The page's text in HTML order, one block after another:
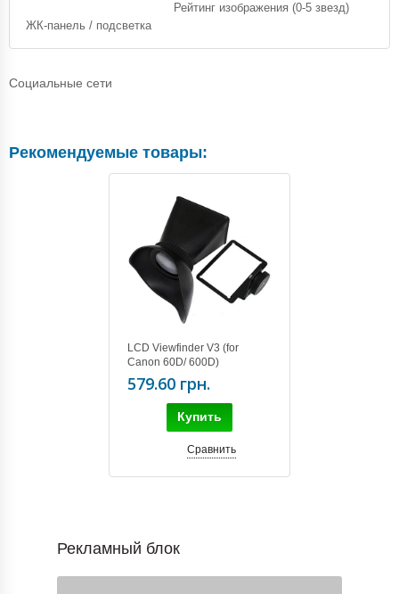
Рейтинг изображения (0-5 звезд)
ЖК-панель / подсветка
Социальные сети
Рекомендуемые товары:
LCD Viewfinder V3 (for
Canon 60D/ 600D)
579.60 грн.
Купить
Сравнить
Рекламный блок